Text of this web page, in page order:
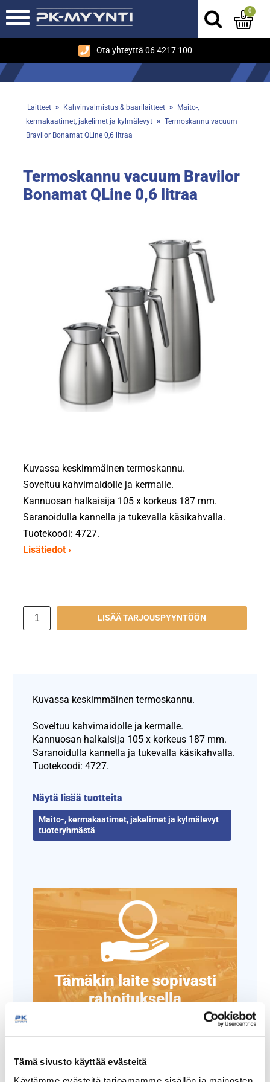
Tämä sivusto käyttää evästeitä
Ota yhteyttä 06 4217 100
0
Laitteet » Kahvinvalmistus & baarilaitteet »
Maito-,
kermakaatimet, jakelimet ja kylmälevyt » Termoskannu vacuum
Bravilor Bonamat QLine 0,6 litraa
Termoskannu vacuum Bravilor
Bonamat QLine 0,6 litraa
Kuvassa keskimmäinen termoskannu.
Soveltuu kahvimaidolle ja kermalle.
Kannuosan halkaisija 105 x korkeus 187 mm.
Saranoidulla kannella ja tukevalla käsikahvalla.
Tuotekoodi: 4727.
Lisätiedot ›
LISÄÄ TARJOUSPYYNTÖÖN
Kuvassa keskimmäinen termoskannu.
Soveltuu kahvimaidolle ja kermalle.
Kannuosan halkaisija 105 x korkeus 187 mm.
Saranoidulla kannella ja tukevalla käsikahvalla.
Tuotekoodi: 4727.
Näytä lisää tuotteita
Maito-, kermakaatimet, jakelimet ja kylmälevyt
tuoteryhmästä
Tämäkin laite sopivasti
rahoituksella